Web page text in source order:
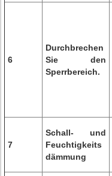
6
Durchbrechen
Sie den
Sperrbereich.
7
Schall- und
Feuchtigkeits
dämmung